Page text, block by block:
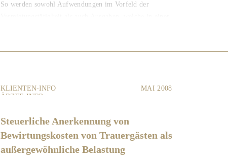
So werden sowohl Aufwendungen im Vorfeld der
KLIENTEN-INFO
ÄRZTE-INFO
MAI 2008
Steuerliche Anerkennung von
Bewirtungskosten von Trauergästen als
außergewöhnliche Belastung